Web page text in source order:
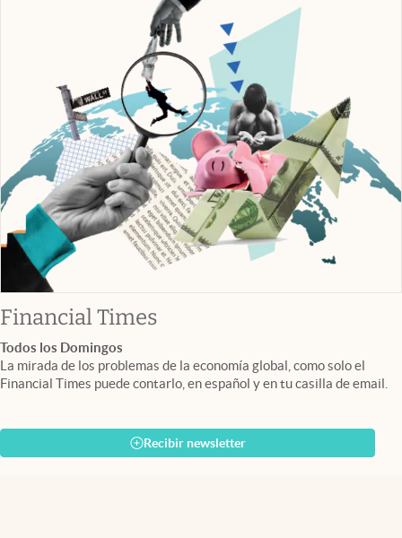
Financial Timesabre en nueva pestaña
Todos los Domingos
La mirada de los problemas de la economía global, como solo el
Financial Times puede contarlo, en español y en tu casilla de email.
Recibir newsletter